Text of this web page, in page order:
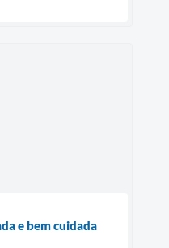
e bem cuidada